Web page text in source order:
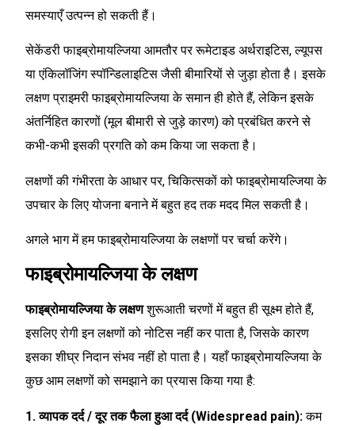
समस्याएँ उत्पन्न हो सकती हैं।
सेकेंडरी फाइब्रोमायल्जिया आमतौर पर रूमेटाइड अर्थराइटिस, ल्यूपस
या एंकिलॉजिंग स्पॉन्डिलाइटिस जैसी बीमारियों से जुड़ा होता है। इसके
लक्षण प्राइमरी फाइब्रोमायल्जिया के समान ही होते हैं, लेकिन इसके
अंतर्निहित कारणों (मूल बीमारी से जुड़े कारण) को प्रबंधित करने से
कभी-कभी इसकी प्रगति को कम किया जा सकता है।
लक्षणों की गंभीरता के आधार पर, चिकित्सकों को फाइब्रोमायल्जिया के
उपचार के लिए योजना बनाने में बहुत हद तक मदद मिल सकती है।
अगले भाग में हम फाइब्रोमायल्जिया के लक्षणों पर चर्चा करेंगे।
फाइब्रोमायल्जिया के लक्षण
फाइब्रोमायल्जिया के लक्षणशुरूआती चरणों में बहुत ही सूक्ष्म होते हैं,
इसलिए रोगी इन लक्षणों को नोटिस नहीं कर पाता है, जिसके कारण
इसका शीघ्र निदान संभव नहीं हो पाता है। यहाँ फाइब्रोमायल्जिया के
कुछ आम लक्षणों को समझाने का प्रयास किया गया है:
1. व्यापक दर्द / दूर तक फैला हुआ दर्द (Widespread pain):कम